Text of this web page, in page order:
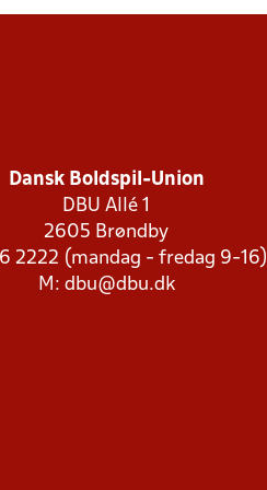
Dansk Boldspil-Union
DBU Allé 1
2605 Brøndby
2222 (mandag - fredag 9-16)
M: dbu@dbu.dk